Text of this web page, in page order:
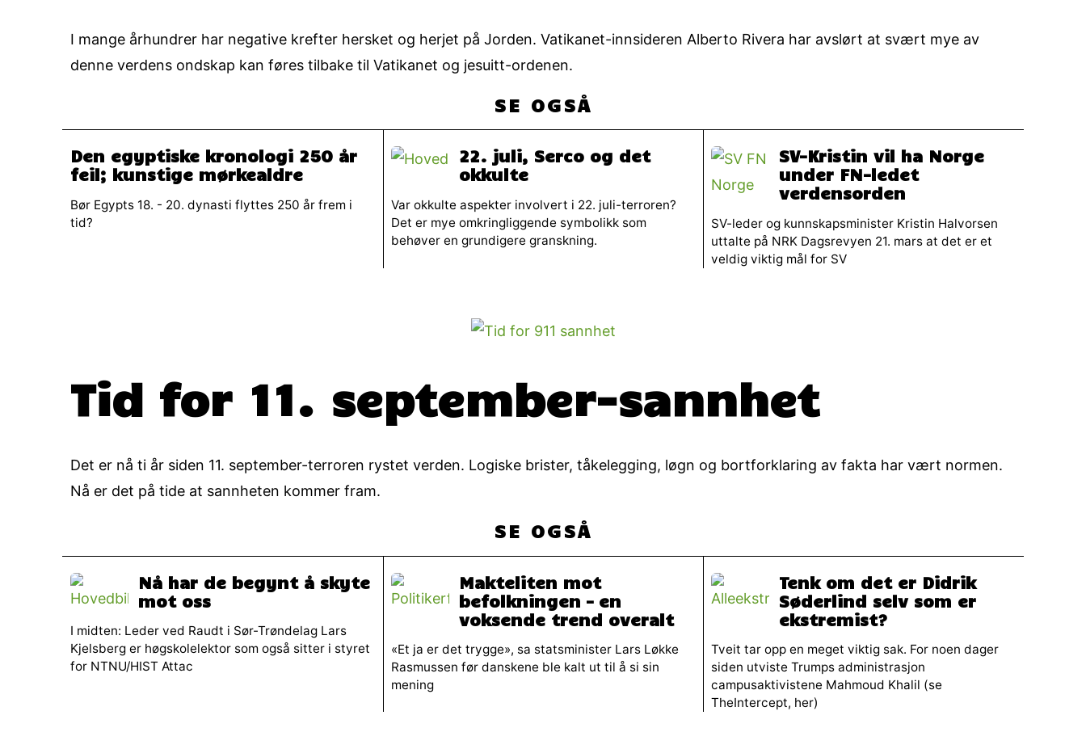
I mange århundrer har negative krefter hersket og herjet på Jorden. Vatikanet-innsideren Alberto Rivera har avslørt at svært mye av
denne verdens ondskap kan føres tilbake til Vatikanet og jesuitt-ordenen.
SE OGSÅ
Den egyptiske kronologi 250 år
feil; kunstige mørkealdre
Bør Egypts 18. - 20. dynasti flyttes 250 år frem i
tid?
22. juli, Serco og det
okkulte
Var okkulte aspekter involvert i 22. juli-terroren?
Det er mye omkringliggende symbolikk som
behøver en grundigere granskning.
SV-Kristin vil ha Norge
under FN-ledet
verdensorden
SV-leder og kunnskapsminister Kristin Halvorsen
uttalte på NRK Dagsrevyen 21. mars at det er et
veldig viktig mål for SV
Tid for 11. september-sannhet
Det er nå ti år siden 11. september-terroren rystet verden. Logiske brister, tåkelegging, løgn og bortforklaring av fakta har vært normen.
Nå er det på tide at sannheten kommer fram.
SE OGSÅ
Nå har de begynt å skyte
mot oss
I midten: Leder ved Raudt i Sør-Trøndelag Lars
Kjelsberg er høgskolelektor som også sitter i styret
for NTNU/HIST Attac
Makteliten mot
befolkningen – en
voksende trend overalt
«Et ja er det trygge», sa statsminister Lars Løkke
Rasmussen før danskene ble kalt ut til å si sin
mening
Tenk om det er Didrik
Søderlind selv som er
ekstremist?
Tveit tar opp en meget viktig sak. For noen dager
siden utviste Trumps administrasjon
campusaktivistene Mahmoud Khalil (se
TheIntercept, her)